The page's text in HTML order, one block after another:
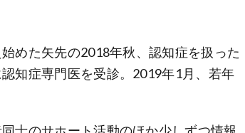
めた矢先の2018年秋、認知症を扱った
知症専門医を受診。2019年1月、若年